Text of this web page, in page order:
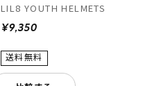
LIL8 YOUTH HELMETS
¥9,350